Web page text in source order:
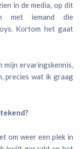
in de media, op dit
met iemand die
Kortom het gaat
mijn ervaringskennis,
precies wat ik graag
om weer een plek in